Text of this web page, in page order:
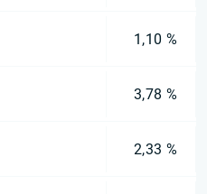
1,10 %
3,78 %
2,33 %